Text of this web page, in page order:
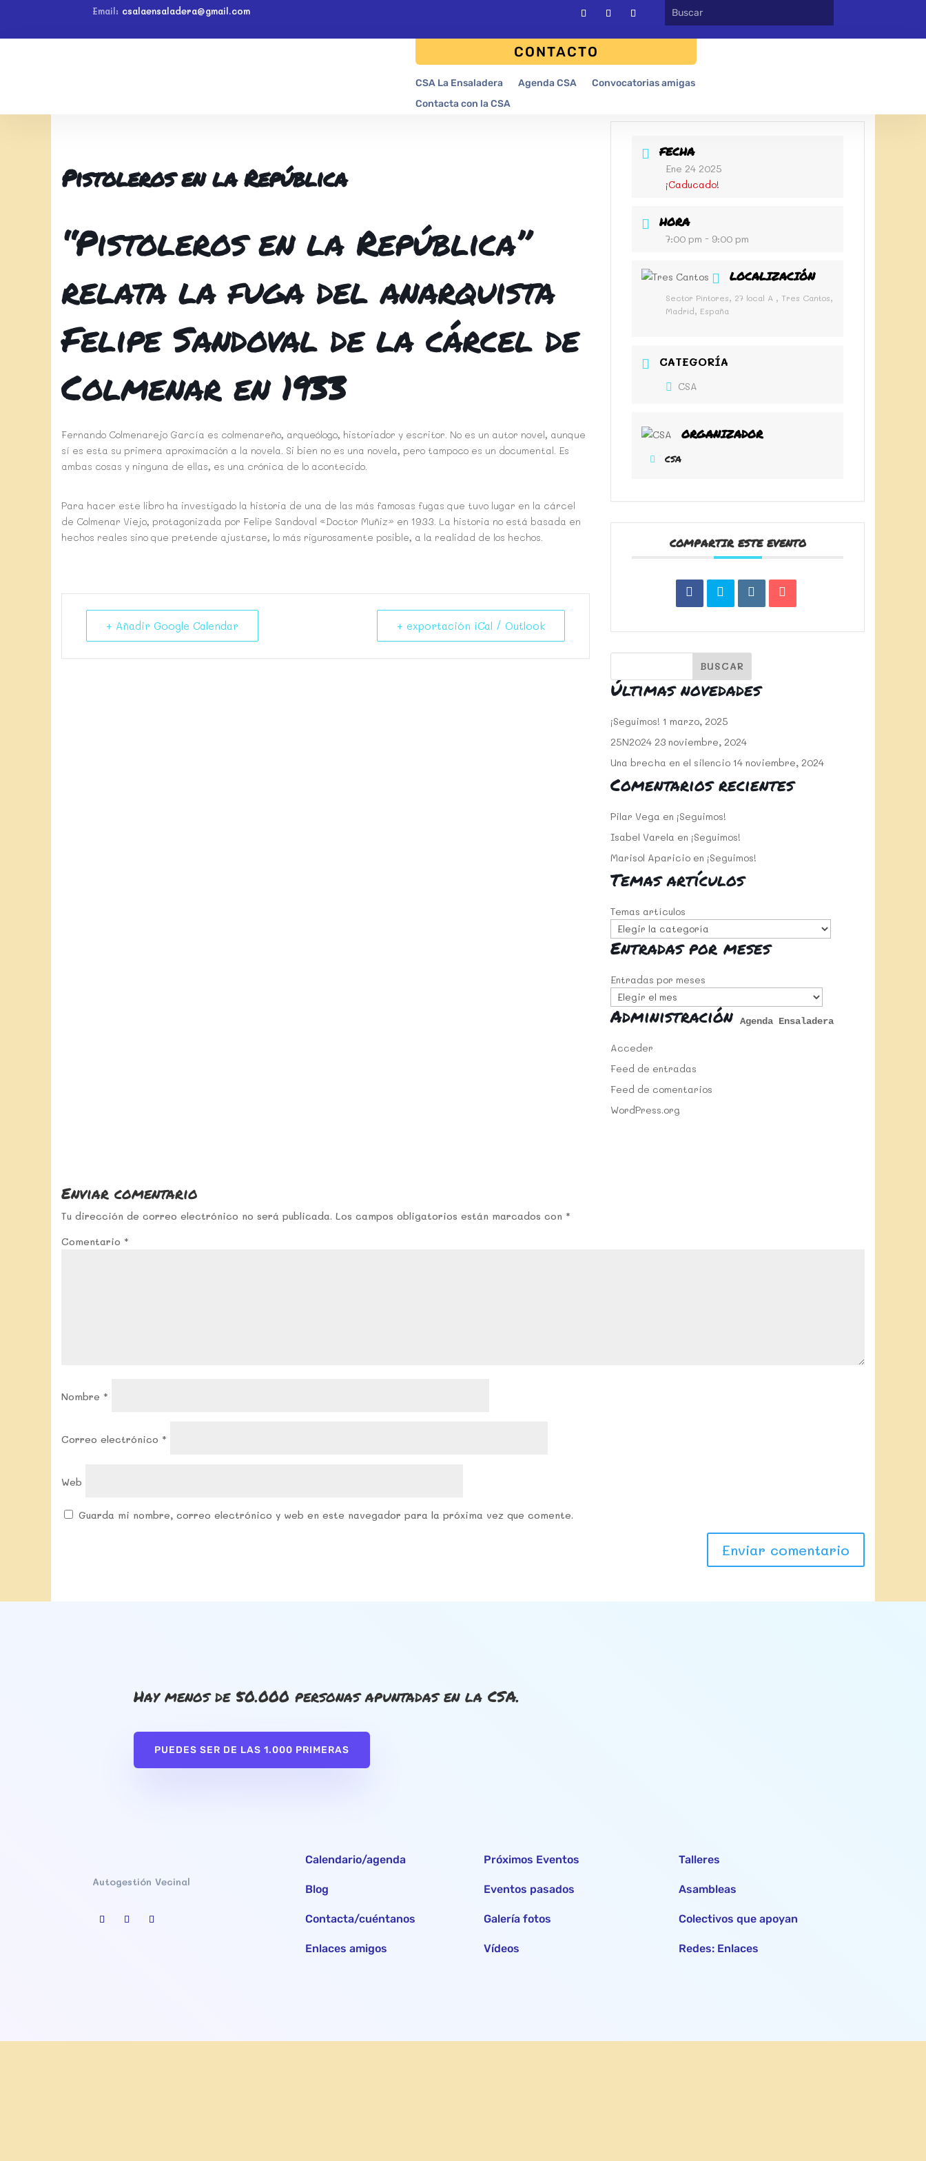
Email: csalaensaladera@gmail.com
CONTACTO
CSA La Ensaladera Agenda CSA
Convocatorias amigas
Contacta con la CSA
Pistoleros en la República
“Pistoleros en la República”
relata la fuga del anarquista
Felipe Sandoval de la cárcel de
Colmenar en 1933
Fernando Colmenarejo García es colmenareño, arqueólogo, historiador y escritor. No es un autor novel, aunque
sí es esta su primera aproximación a la novela. Si bien no es una novela, pero tampoco es un documental. Es
ambas cosas y ninguna de ellas, es una crónica de lo acontecido.
Para hacer este libro ha investigado la historia de una de las más famosas fugas que tuvo lugar en la cárcel
de Colmenar Viejo, protagonizada por Felipe Sandoval «Doctor Muñiz» en 1933. La historia no está basada en
hechos reales sino que pretende ajustarse, lo más rigurosamente posible, a la realidad de los hechos.
+ Añadir Google Calendar + exportación iCal / Outlook
FECHA
Ene 24 2025
¡Caducado!
HORA
7:00 pm - 9:00 pm
LOCALIZACIÓN
Sector Pintores, 27 local A , Tres Cantos,
Madrid, España
CATEGORÍA
CSA
ORGANIZADOR
CSA
COMPARTIR ESTE EVENTO
Últimas novedades
¡Seguimos! 1 marzo, 2025
25N2024 23 noviembre, 2024
Una brecha en el silencio 14 noviembre, 2024
Comentarios recientes
Pilar Vega en ¡Seguimos!
Isabel Varela en ¡Seguimos!
Marisol Aparicio en ¡Seguimos!
Temas artículos
Temas artículos
Entradas por meses
Entradas por meses
Administración
Acceder
Feed de entradas
Feed de comentarios
WordPress.org
Agenda Ensaladera
Enviar comentario
Tu dirección de correo electrónico no será publicada. Los campos obligatorios están marcados con *
Comentario *
Nombre *
Correo electrónico *
Web
Guarda mi nombre, correo electrónico y web en este navegador para la próxima vez que comente.
Hay menos de 50.000 personas apuntadas en la CSA.
PUEDES SER DE LAS 1.000 PRIMERAS
Autogestión Vecinal
Calendario/agenda
Blog
Contacta/cuéntanos
Enlaces amigos
Próximos Eventos
Eventos pasados
Galería fotos
Vídeos
Talleres
Asambleas
Colectivos que apoyan
Redes: Enlaces